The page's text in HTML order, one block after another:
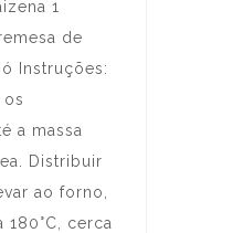
1
de
Instruções:
os
a massa
Distribuir
ao forno,
cerca